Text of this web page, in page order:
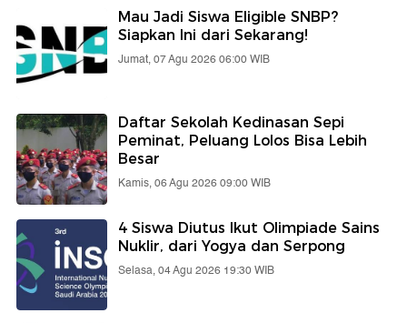
Mau Jadi Siswa Eligible SNBP?
Siapkan Ini dari Sekarang!
Jumat, 07 Agu 2026 06:00 WIB
Daftar Sekolah Kedinasan Sepi
Peminat, Peluang Lolos Bisa Lebih
Besar
Kamis, 06 Agu 2026 09:00 WIB
4 Siswa Diutus Ikut Olimpiade Sains
Nuklir, dari Yogya dan Serpong
Selasa, 04 Agu 2026 19:30 WIB